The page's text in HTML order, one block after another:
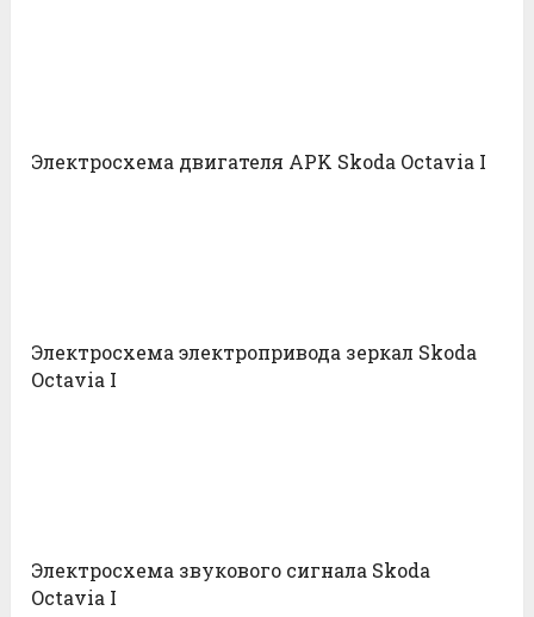
Электросхема двигателя APK Skoda Octavia I
Электросхема электропривода зеркал Skoda
Octavia I
Электросхема звукового сигнала Skoda
Octavia I